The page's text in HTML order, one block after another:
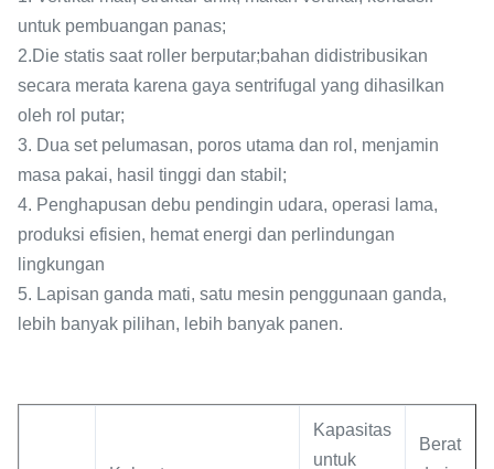
untuk pembuangan panas;
2.Die statis saat roller berputar;bahan didistribusikan
secara merata karena gaya sentrifugal yang dihasilkan
oleh rol putar;
3. Dua set pelumasan, poros utama dan rol, menjamin
masa pakai, hasil tinggi dan stabil;
4. Penghapusan debu pendingin udara, operasi lama,
produksi efisien, hemat energi dan perlindungan
lingkungan
5. Lapisan ganda mati, satu mesin penggunaan ganda,
lebih banyak pilihan, lebih banyak panen.
Kapasitas
untuk
Berat